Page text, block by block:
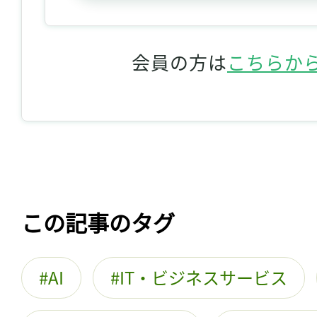
会員の方はこちらか
この記事のタグ
AI IT・ビジネスサービス